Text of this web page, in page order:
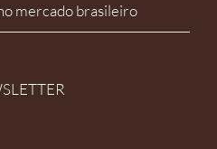
mercado brasileiro